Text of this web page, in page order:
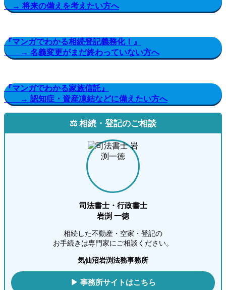
→ 将来の備えを考えたい方へ
『マンガでわかる相続登記義務化！』
→ 名義変更がまだ終わっていない方へ
『マンガでわかる家族信託』
→ 認知症・資産凍結などに備えたい方へ
⚖️ 相続・登記のご相談
司法書士・行政書士
岩渕 一徳
相続した不動産・空家・登記の
お手続きは専門家にご相談ください。
気仙沼岩渕法務事務所
▶ 事務所サイトはこちら